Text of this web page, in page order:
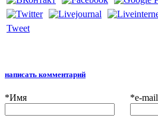
Tweet
написать комментарий
*Имя *e-mail